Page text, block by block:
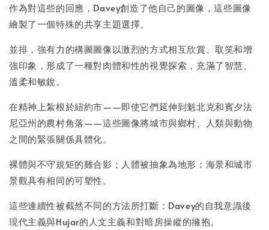
作為對這些的回應，Davey創造了他自己的圖像，這些圖像
繪製了一個特殊的共享主題選擇。
並排，強有力的構圖圖像以激烈的方式相互欣賞、取笑和增
強印象，形成了一種對肉體和性的視覺探索，充滿了智慧、
溫柔和敏銳。
在精神上紮根於紐約市——即使它們延伸到魁北克和賓夕法
尼亞州的農村角落——這些圖像將城市與鄉村、人類與動物
之間的緊張關係具體化。
裸體與不守規矩的雞合影；人體被抽象為地形；海景和城市
景觀具有相同的可塑性。
這些連續性被截然不同的方法所打斷：Davey的自我意識後
現代主義與Hujar的人文主義和對暗房操縱的擁抱。